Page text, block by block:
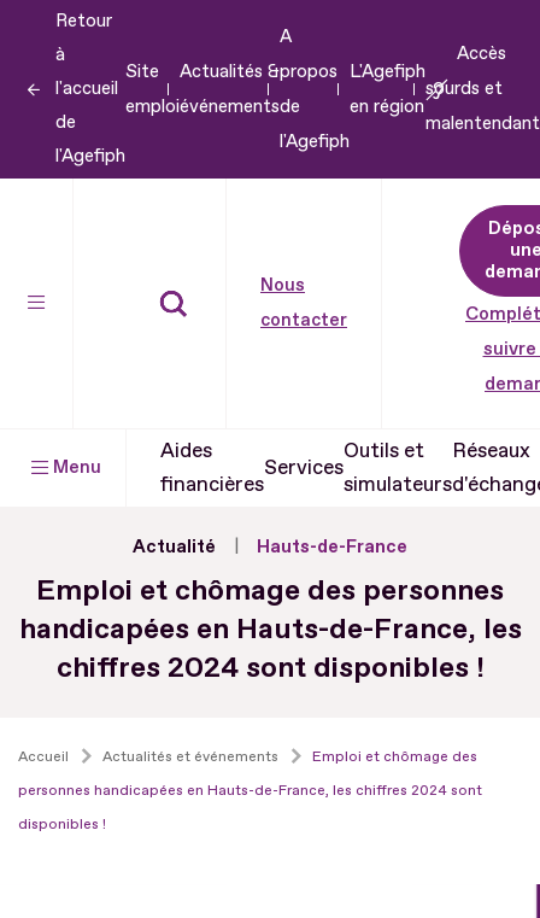
contenu
Retour
à
l'accueil
de
l'Agefiph
Site
emploi
Actualités &
événements
A
propos
de
l'Agefiph
L'Agefiph
en région
Accès
sourds et
Nous
contacter
suivre
Menu
Aides
financières
Services
Outils et
simulateurs
Réseaux
Actualité Hauts-de-France
Emploi et chômage des personnes
handicapées en Hauts-de-France, les
chiffres 2024 sont disponibles !
Accueil Actualités et événements
Emploi et chômage des
personnes handicapées en Hauts-de-France, les chiffres 2024 sont
disponibles !